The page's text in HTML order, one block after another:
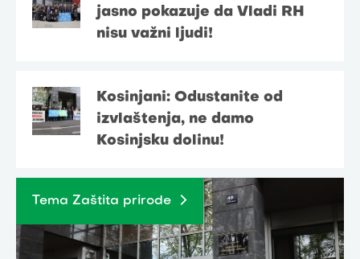
jasno pokazuje da Vladi RH
nisu važni ljudi!
Kosinjani: Odustanite od
izvlaštenja, ne damo
Kosinjsku dolinu!
Tema Zaštita prirode